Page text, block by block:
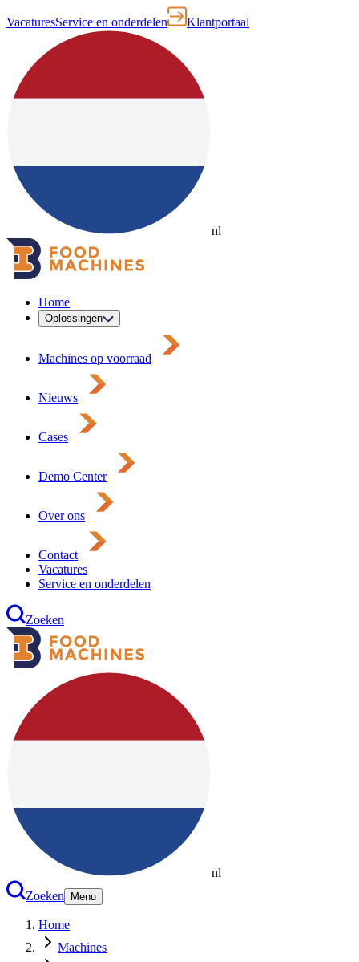
VacaturesService en onderdelen Klantportaal
nl
Home
Oplossingen
Machines op voorraad
Nieuws
Cases
Demo Center
Over ons
Contact
Vacatures
Service en onderdelen
Zoeken
nl
Zoeken
Menu
Home
Machines